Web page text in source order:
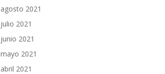
agosto 2021
julio 2021
junio 2021
mayo 2021
abril 2021